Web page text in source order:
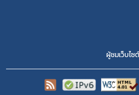
ผู้ชมเว็บไซ